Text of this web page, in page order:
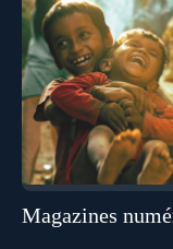
Magazines